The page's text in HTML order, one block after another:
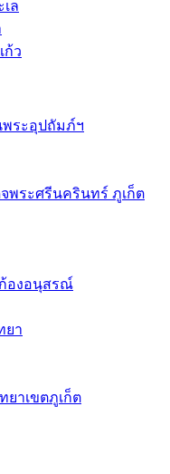
ล
ก้ว
พระอุปถัมภ์ฯ
จพระศรีนครินทร์ ภูเก็ต
ก้องอนุสรณ์
ยา
าเขตภูเก็ต